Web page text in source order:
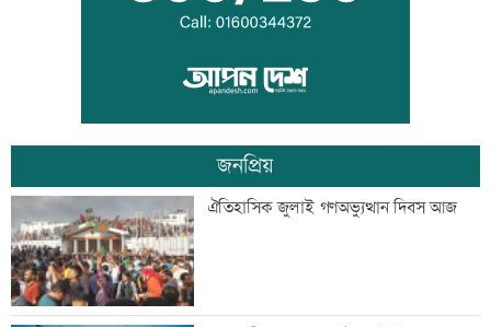
ড্যাবের প্রতিষ্ঠাবার্ষিকীতে প্রধানমন্ত্রী
ট্রাম্পের বিলাসী ’বলরুম প্রকল্প’ আটকে
দিলেন আদালত
জনপ্রিয়
ঐতিহাসিক জুলাই গণঅভ্যুত্থান দিবস আজ